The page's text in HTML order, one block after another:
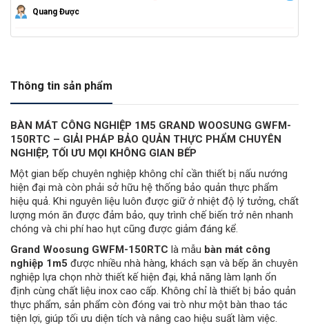
Quang Được
Thông tin sản phẩm
BÀN MÁT CÔNG NGHIỆP 1M5 GRAND WOOSUNG GWFM-
150RTC – GIẢI PHÁP BẢO QUẢN THỰC PHẨM CHUYÊN
NGHIỆP, TỐI ƯU MỌI KHÔNG GIAN BẾP
Một gian bếp chuyên nghiệp không chỉ cần thiết bị nấu nướng
hiện đại mà còn phải sở hữu hệ thống bảo quản thực phẩm
hiệu quả. Khi nguyên liệu luôn được giữ ở nhiệt độ lý tưởng, chất
lượng món ăn được đảm bảo, quy trình chế biến trở nên nhanh
chóng và chi phí hao hụt cũng được giảm đáng kể.
Grand Woosung GWFM-150RTC là mẫu bàn mát công
nghiệp 1m5 được nhiều nhà hàng, khách sạn và bếp ăn chuyên
nghiệp lựa chọn nhờ thiết kế hiện đại, khả năng làm lạnh ổn
định cùng chất liệu inox cao cấp. Không chỉ là thiết bị bảo quản
thực phẩm, sản phẩm còn đóng vai trò như một bàn thao tác
tiện lợi, giúp tối ưu diện tích và nâng cao hiệu suất làm việc.